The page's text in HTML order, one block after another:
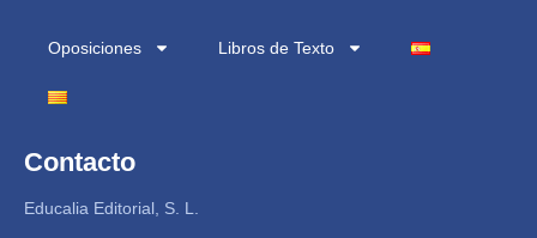
Oposiciones Libros de Texto
Contacto
Educalia Editorial, S. L.